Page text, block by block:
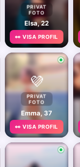
PRIVAT
FOTO
Elsa, 22
👀 VISA PROFIL
💜
PRIVAT
FOTO
Emma, 37
👀 VISA PROFIL